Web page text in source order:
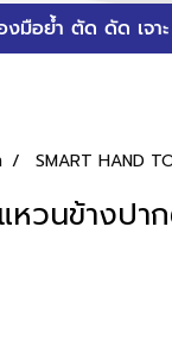
งมือย้ำ ตัด ดัด เจา
SMART HAND
หวนข้างปา